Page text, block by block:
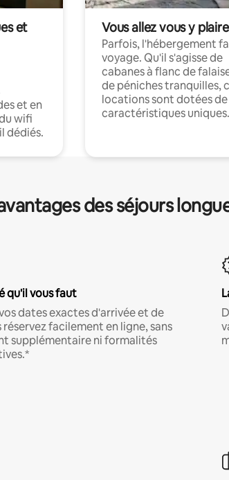
et
et en
wifi
dédiés.
Vous allez vous y plaire
Parfois, l'hébergement
voyage. Qu'il s'agisse de
cabanes à flanc de
de péniches tranquilles,
locations sont dotées de
caractéristiques uniques.
des séjours
qu'il vous faut
dates exactes d'arrivée et de
facilement en ligne, sans
supplémentaire ni formalités